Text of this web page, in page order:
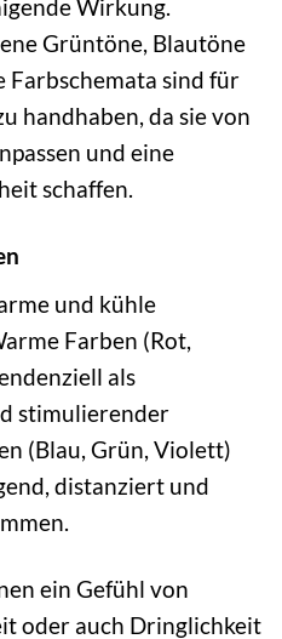
Wirkung.
Grüntöne, Blautöne
Farbschemata sind für
handhaben, da sie von
und eine
schaffen.
und kühle
Farben (Rot,
als
stimulierender
(Blau, Grün, Violett)
distanziert und
ein Gefühl von
oder auch Dringlichkeit